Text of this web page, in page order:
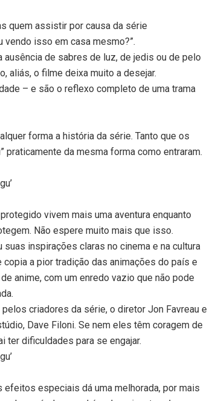
quem assistir por causa da série
vendo isso em casa mesmo?”.
ausência de sabres de luz, de jedis ou de pelo
aliás, o filme deixa muito a desejar.
– e são o reflexo completo de uma trama
forma a história da série. Tanto que os
praticamente da mesma forma como entraram.
vivem mais uma aventura enquanto
Não espere muito mais que isso.
inspirações claras no cinema e na cultura
copia a pior tradição das animações do país e
anime, com um enredo vazio que não pode
criadores da série, o diretor Jon Favreau e
Dave Filoni. Se nem eles têm coragem de
ter dificuldades para se engajar.
especiais dá uma melhorada, por mais